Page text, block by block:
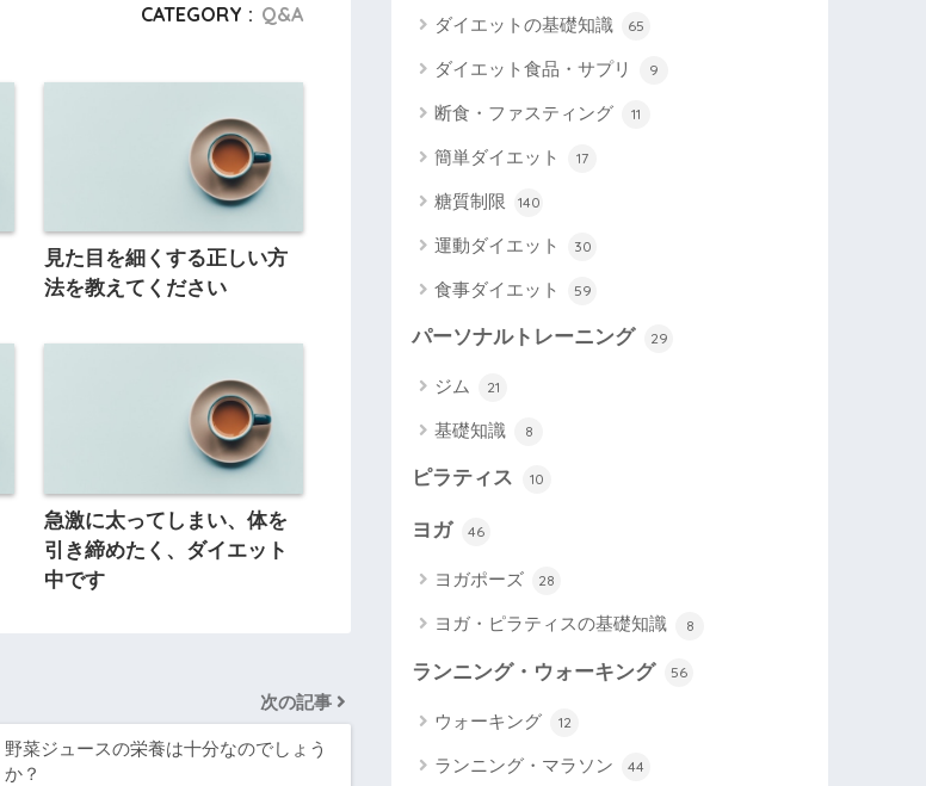
CATEGORY : Q&A
見た目を細くする正しい方
法を教えてください
急激に太ってしまい、体を
引き締めたく、ダイエット
中です
次の記事
野菜ジュースの栄養は十分なのでしょう
か？
ダイエットの基礎知識 65
ダイエット食品・サプリ 9
断食・ファスティング 11
簡単ダイエット 17
糖質制限 140
運動ダイエット 30
食事ダイエット 59
パーソナルトレーニング 29
ジム 21
基礎知識 8
ピラティス 10
ヨガ 46
ヨガポーズ 28
ヨガ・ピラティスの基礎知識 8
ランニング・ウォーキング 56
ウォーキング 12
ランニング・マラソン 44